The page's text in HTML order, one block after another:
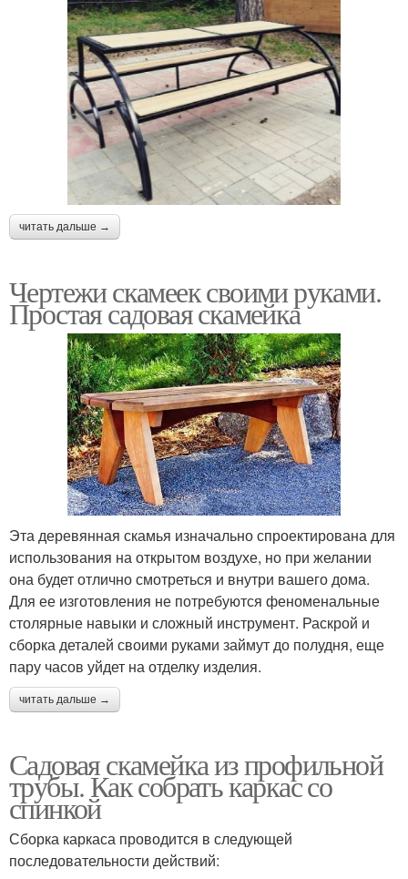
читать дальше →
Чертежи скамеек своими руками.
Простая садовая скамейка
Эта деревянная скамья изначально спроектирована для
использования на открытом воздухе, но при желании
она будет отлично смотреться и внутри вашего дома.
Для ее изготовления не потребуются феноменальные
столярные навыки и сложный инструмент. Раскрой и
сборка деталей своими руками займут до полудня, еще
пару часов уйдет на отделку изделия.
читать дальше →
Садовая скамейка из профильной
трубы. Как собрать каркас со
спинкой
Сборка каркаса проводится в следующей
последовательности действий: